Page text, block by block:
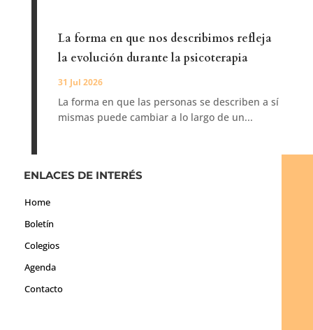
La forma en que nos describimos refleja
la evolución durante la psicoterapia
31 Jul 2026
La forma en que las personas se describen a sí
mismas puede cambiar a lo largo de un...
ENLACES DE INTERÉS
Home
Boletín
Colegios
Agenda
Contacto